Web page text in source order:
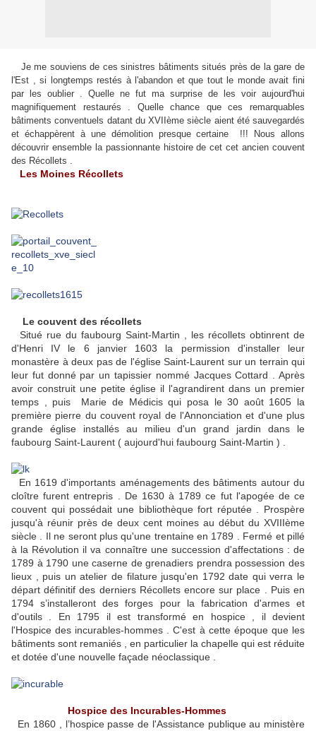
Je me souviens de ces sinistres bâtiments situés près de la gare de
l'Est , si longtemps restés à l'abandon et que tout le monde avait fini
par les oublier . Quelle ne fut ma surprise de les voir aujourd'hui
magnifiquement restaurés . Quelle chance que ces remarquables
bâtiments conventuels datant du XVIIème siècle aient été sauvegardés
et échappèrent à une démolition presque certaine !!! Nous allons
découvrir ensemble la passionnante histoire de cet cet ancien couvent
des Récollets .
Les Moines Récollets
Le couvent des récollets
Situé rue du faubourg Saint-Martin , les récollets obtinrent de
d'Henri IV le 6 janvier 1603 la permission d'installer leur
monastère à deux pas de l'église Saint-Laurent sur un terrain qui
leur fut donné par un tapissier nommé Jacques Cottard . Après
avoir construit une petite église il l'agrandirent dans un premier
temps , puis Marie de Médicis qui posa le 30 août 1605 la
première pierre du couvent royal de l'Annonciation et d'une plus
grande église installés au milieu d'un grand jardin dans le
faubourg Saint-Laurent ( aujourd'hui faubourg Saint-Martin ) .
En 1619 d'importants aménagements des bâtiments autour du
cloître furent entrepris . De 1630 à 1789 ce fut l'apogée de ce
couvent qui possédait une bibliothèque fort réputée . Prospère
jusqu'à réunir près de deux cent moines au début du XVIIIème
siècle . Il ne seront plus qu'une trentaine en 1789 . Fermé et pillé
à la Révolution il va connaître une succession d'affectations : de
1789 à 1790 une caserne de grenadiers prendra possession des
lieux , puis un atelier de filature jusqu'en 1792 date qui verra le
départ définitif des derniers Récollets encore sur place . Puis en
1794 s’installeront des forges pour la fabrication d'armes et
d'outils . En 1795 il est transformé en hospice , il devient
l'Hospice des incurables-hommes . C'est à cette époque que les
bâtiments sont remaniés , en particulier la chapelle qui est réduite
et dotée d'une nouvelle façade néoclassique .
Hospice des Incurables-Hommes
En 1860 , l’hospice passe de l'Assistance publique au ministère